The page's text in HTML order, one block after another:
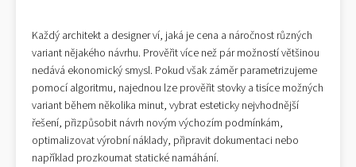
Každý architekt a designer ví, jaká je cena a náročnost různých
variant nějakého návrhu. Prověřit více než pár možností většinou
nedává ekonomický smysl. Pokud však záměr parametrizujeme
pomocí algoritmu, najednou lze prověřit stovky a tisíce možných
variant během několika minut, vybrat esteticky nejvhodnější
řešení, přizpůsobit návrh novým výchozím podmínkám,
optimalizovat výrobní náklady, připravit dokumentaci nebo
například prozkoumat statické namáhání.